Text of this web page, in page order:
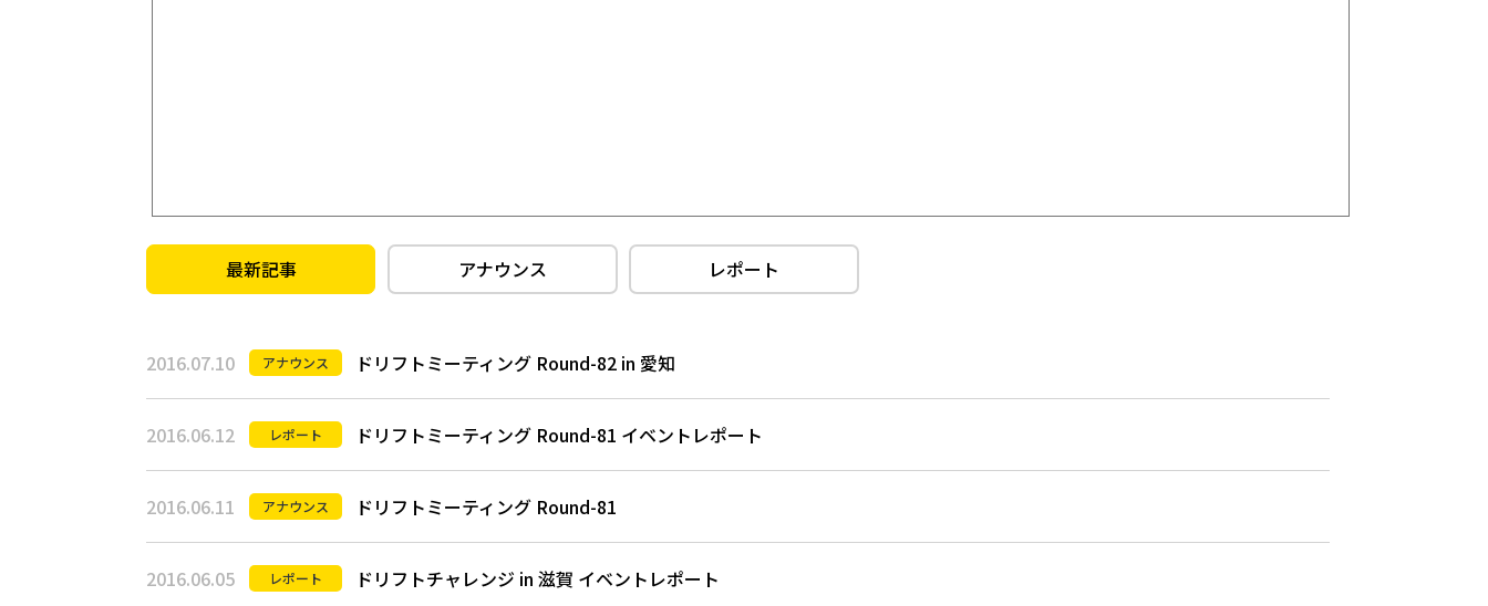
最新記事 アナウンス レポート
2016.07.10 アナウンス ドリフトミーティング Round-82 in 愛知
2016.06.12 レポート ドリフトミーティング Round-81 イベントレポート
2016.06.11 アナウンス ドリフトミーティング Round-81
2016.06.05 レポート ドリフトチャレンジ in 滋賀 イベントレポート